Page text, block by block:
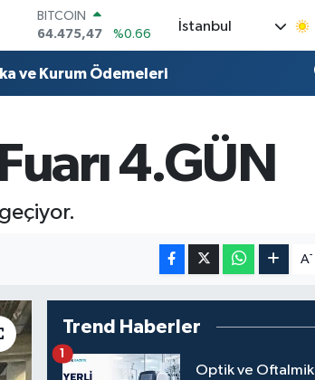
DOLAR
47,5971
%0.05
EURO
55,1336
%0.18
BİST100
13.703
%0
64.475,47
İstanbul
ve Kurum Ödemeleri
4.GÜN
A-
Trend Haberler
Optik ve Oftalmik
1